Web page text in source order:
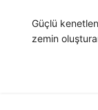
Güçlü
zemin